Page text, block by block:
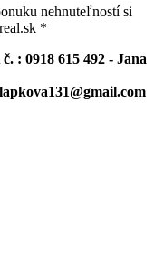
nehnuteľností si
*
: 0918 615 492 - Jana